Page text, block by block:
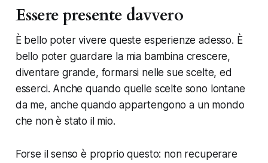
Essere presente davvero
È bello poter vivere queste esperienze adesso. È
bello poter guardare la mia bambina crescere,
diventare grande, formarsi nelle sue scelte, ed
esserci. Anche quando quelle scelte sono lontane
da me, anche quando appartengono a un mondo
che non è stato il mio.
Forse il senso è proprio questo: non recuperare